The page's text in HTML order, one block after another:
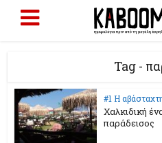
Tag -
#1 Η
Χαλκιδική
παράδεισος